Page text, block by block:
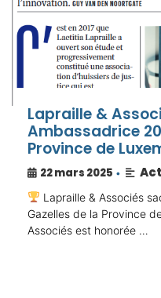
Lapraille &
Ambassadrice
Province de
22 mars 2025 •
Lapraille & Associés
Gazelles de la Province
Associés est honorée …